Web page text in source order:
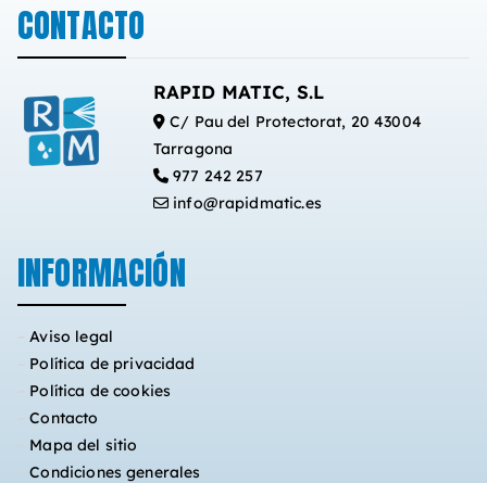
CONTACTO
RAPID MATIC, S.L
C/ Pau del Protectorat, 20 43004
Tarragona
977 242 257
info@rapidmatic.es
INFORMACIÓN
–Aviso legal
Política de privacidad
Política de cookies
–Contacto
Mapa del sitio
–Condiciones generales